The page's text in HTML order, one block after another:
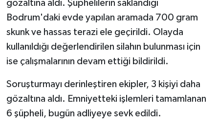
gözaltına aldı. Şüphelilerin saklandığı
Bodrum'daki evde yapılan aramada 700 gram
skunk ve hassas terazi ele geçirildi. Olayda
kullanıldığı değerlendirilen silahın bulunması için
ise çalışmalarının devam ettiği bildirildi.
Soruşturmayı derinleştiren ekipler, 3 kişiyi daha
gözaltına aldı. Emniyetteki işlemleri tamamlanan
6 şüpheli, bugün adliyeye sevk edildi.